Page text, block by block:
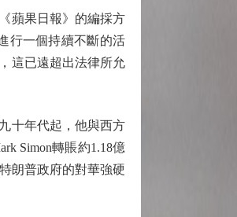
蘋果日報》的編採方
行一個持續不斷的活
這已遠超出法律所允
十年代起，他與西方
Simon轉賬約1.18億
朗普政府的對華強硬